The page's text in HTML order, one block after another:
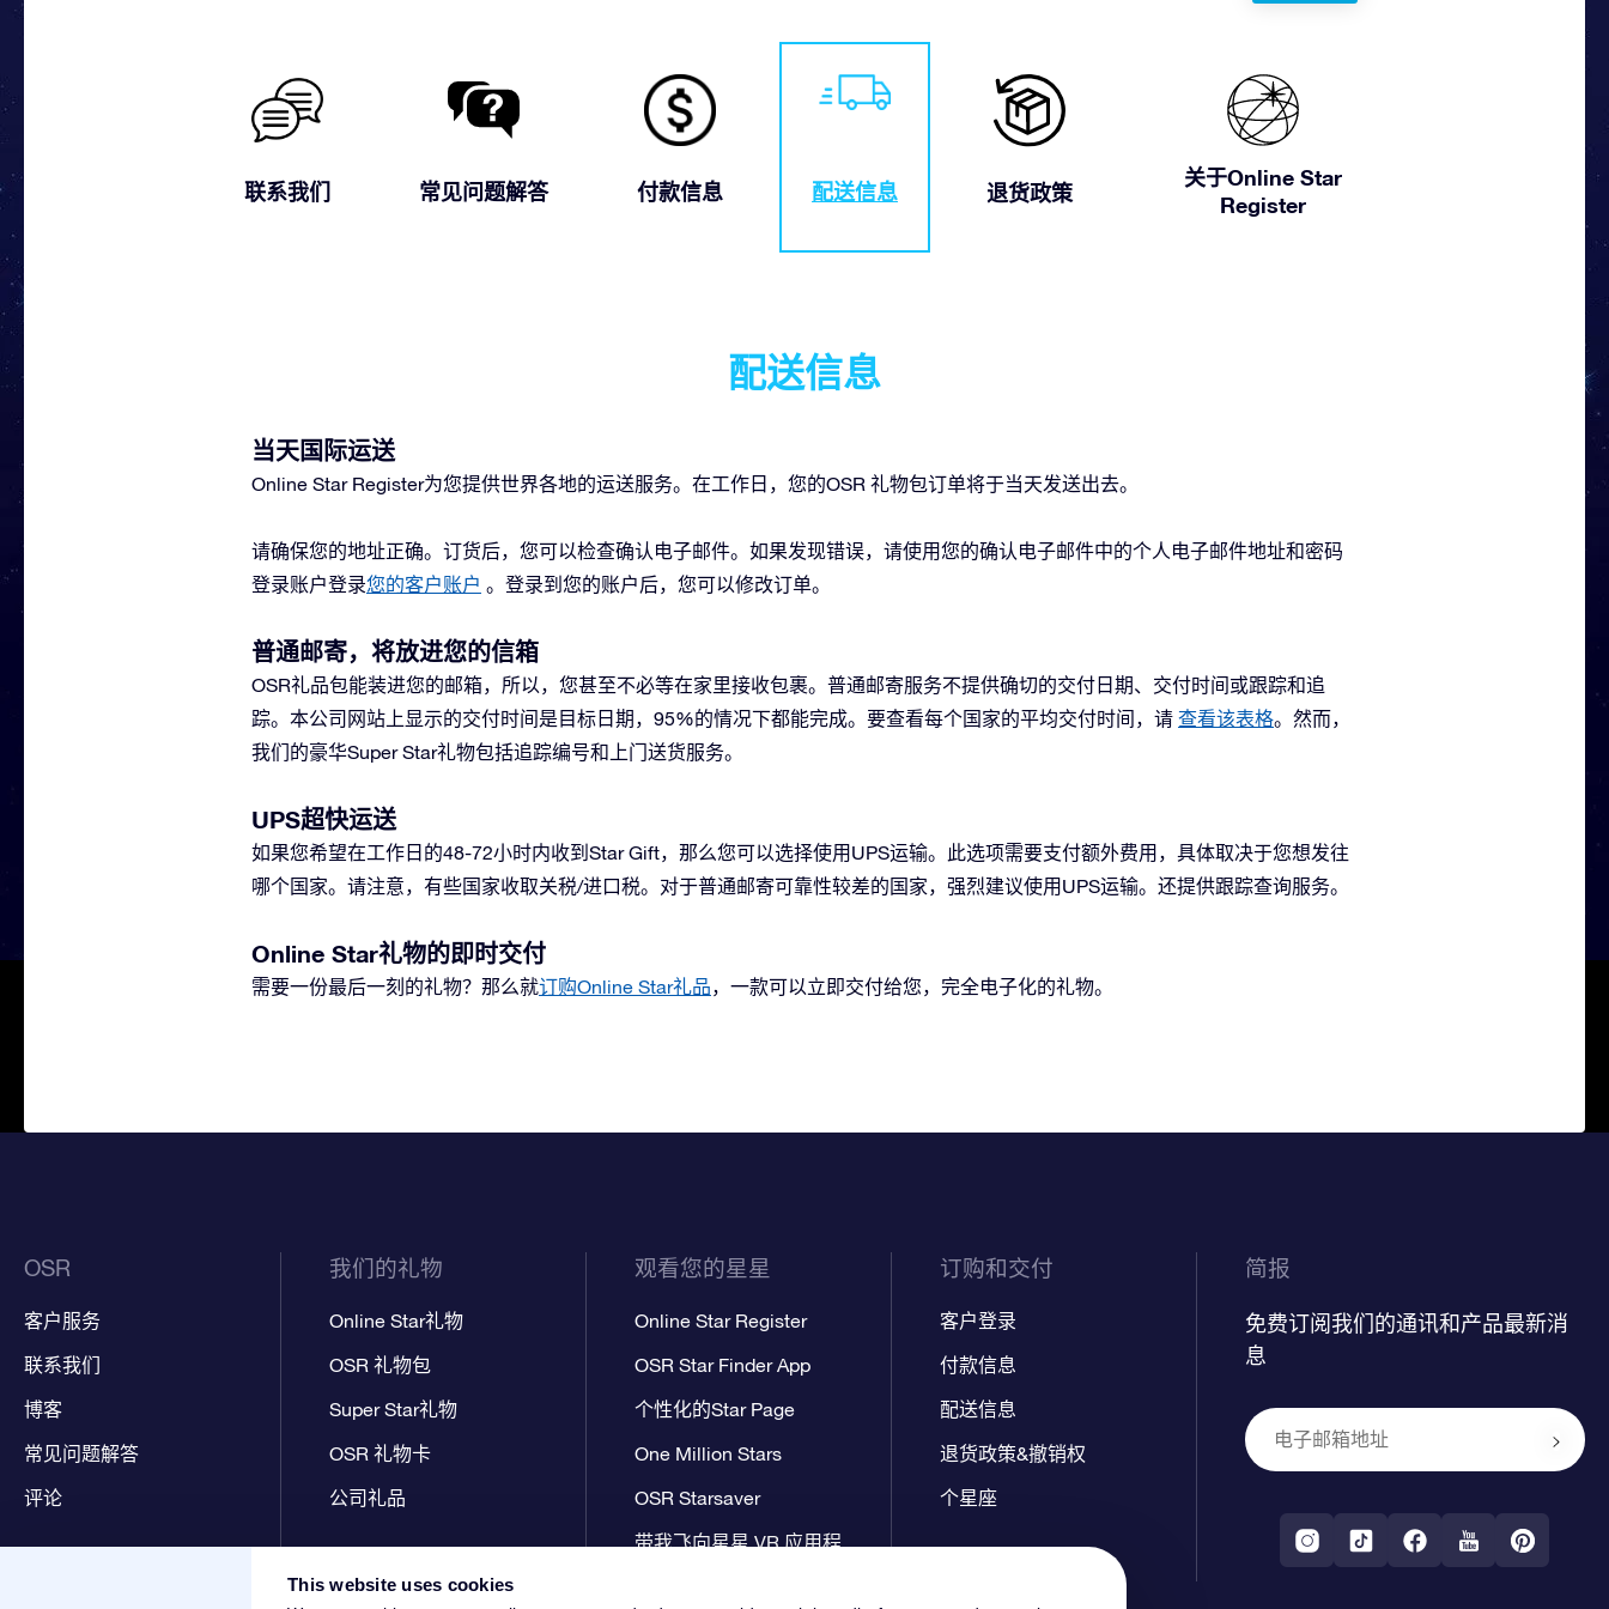
This website uses cookies
联系我们 常见问题解答 付款信息 配送信息 退货政策
关于Online Star
Register
配送信息
当天国际运送
Online Star Register为您提供世界各地的运送服务。在工作日，您的OSR 礼物包订单将于当天发送出去。
请确保您的地址正确。订货后，您可以检查确认电子邮件。如果发现错误，请使用您的确认电子邮件中的个人电子邮件地址和密码
登录账户登录您的客户账户 。登录到您的账户后，您可以修改订单。
普通邮寄，将放进您的信箱
OSR礼品包能装进您的邮箱，所以，您甚至不必等在家里接收包裹。普通邮寄服务不提供确切的交付日期、交付时间或跟踪和追
踪。本公司网站上显示的交付时间是目标日期，95%的情况下都能完成。要查看每个国家的平均交付时间，请 查看该表格。 然而，
我们的豪华Super Star礼物包括追踪编号和上门送货服务。
UPS超快运送
如果您希望在工作日的48-72小时内收到Star Gift，那么您可以选择使用UPS运输。此选项需要支付额外费用，具体取决于您想发往
哪个国家。请注意，有些国家收取关税/进口税。对于普通邮寄可靠性较差的国家，强烈建议使用UPS运输。还提供跟踪查询服务。
Online Star礼物的即时交付
需要一份最后一刻的礼物？那么就订购Online Star礼品，一款可以立即交付给您，完全电子化的礼物。
OSR
客户服务
联系我们
博客
常见问题解答
评论
我们的礼物
Online Star礼物
OSR 礼物包
Super Star礼物
OSR 礼物卡
公司礼品
观看您的星星
Online Star Register
OSR Star Finder App
个性化的Star Page
One Million Stars
OSR Starsaver
带我飞向星星 VR 应用程
订购和交付
客户登录
付款信息
配送信息
退货政策&撤销权
个星座
简报
免费订阅我们的通讯和产品最新消
息